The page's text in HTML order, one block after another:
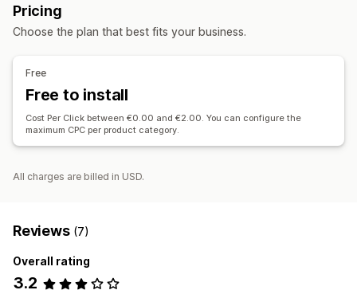
Custom listings
Pricing
Choose the plan that best fits your business.
Free
Free to install
Cost Per Click between €0.00 and €2.00. You can configure the
maximum CPC per product category.
All charges are billed in USD.
Reviews (7)
Overall rating
3.2